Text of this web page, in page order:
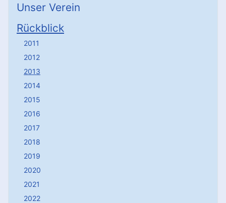
Unser Verein
Rückblick
2011
2012
2013
2014
2015
2016
2017
2018
2019
2020
2021
2022